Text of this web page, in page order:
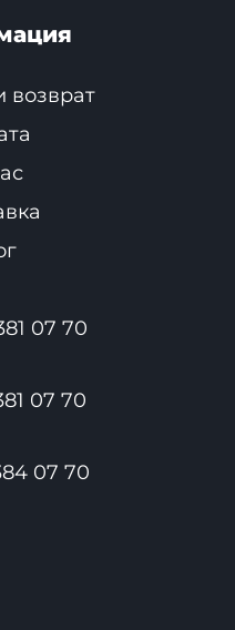
возврат
07 70
07 70
07 70